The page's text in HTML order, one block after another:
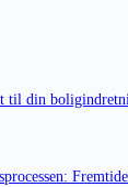
til din